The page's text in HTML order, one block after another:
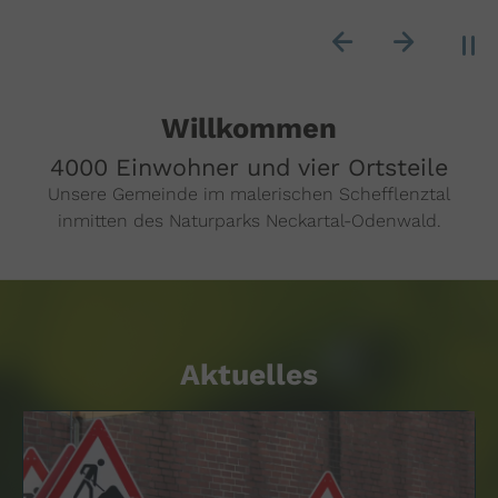
PreviousNext
Willkommen
4000 Einwohner und vier Ortsteile
Unsere Gemeinde im malerischen Schefflenztal
inmitten des Naturparks Neckartal-Odenwald.
Aktuelles